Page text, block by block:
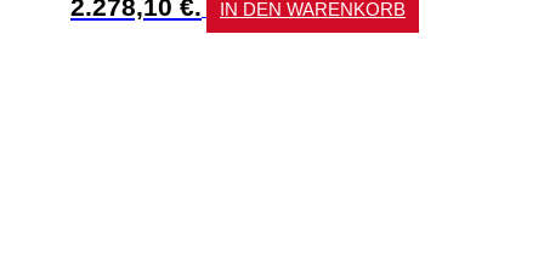
2.278,10 €. IN DEN WARENKORB